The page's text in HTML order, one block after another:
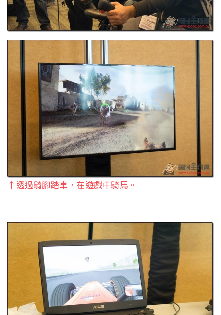
↑透過騎腳踏車，在遊戲中騎馬。